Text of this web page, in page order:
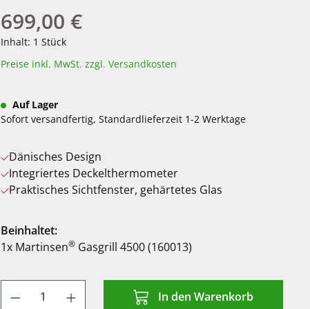
Regulärer Preis:
699,00 €
Inhalt: 1 Stück
Preise inkl. MwSt. zzgl. Versandkosten
Auf Lager
Sofort versandfertig, Standardlieferzeit 1-2 Werktage
Dänisches Design
Integriertes Deckelthermometer
Praktisches Sichtfenster, gehärtetes Glas
Beinhaltet:
1x Martinsen® Gasgrill 4500 (160013)
Produkt Anzahl: Gib denIn den Warenkorb